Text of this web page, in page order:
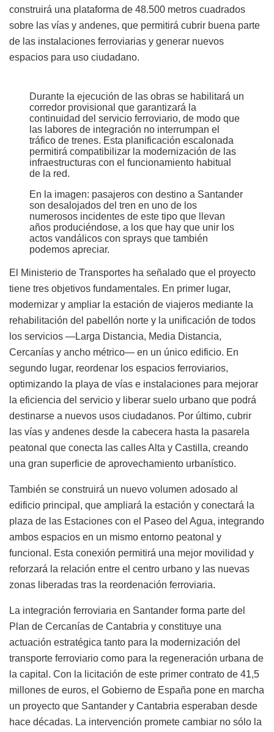
construirá una plataforma de 48.500 metros cuadrados
sobre las vías y andenes, que permitirá cubrir buena parte
de las instalaciones ferroviarias y generar nuevos
espacios para uso ciudadano.
Durante la ejecución de las obras se habilitará un
corredor provisional que garantizará la
continuidad del servicio ferroviario, de modo que
las labores de integración no interrumpan el
tráfico de trenes. Esta planificación escalonada
permitirá compatibilizar la modernización de las
infraestructuras con el funcionamiento habitual
de la red.
En la imagen: pasajeros con destino a Santander
son desalojados del tren en uno de los
numerosos incidentes de este tipo que llevan
años produciéndose, a los que hay que unir los
actos vandálicos con sprays que también
podemos apreciar.
El Ministerio de Transportes ha señalado que el proyecto
tiene tres objetivos fundamentales. En primer lugar,
modernizar y ampliar la estación de viajeros mediante la
rehabilitación del pabellón norte y la unificación de todos
los servicios —Larga Distancia, Media Distancia,
Cercanías y ancho métrico— en un único edificio. En
segundo lugar, reordenar los espacios ferroviarios,
optimizando la playa de vías e instalaciones para mejorar
la eficiencia del servicio y liberar suelo urbano que podrá
destinarse a nuevos usos ciudadanos. Por último, cubrir
las vías y andenes desde la cabecera hasta la pasarela
peatonal que conecta las calles Alta y Castilla, creando
una gran superficie de aprovechamiento urbanístico.
También se construirá un nuevo volumen adosado al
edificio principal, que ampliará la estación y conectará la
plaza de las Estaciones con el Paseo del Agua, integrando
ambos espacios en un mismo entorno peatonal y
funcional. Esta conexión permitirá una mejor movilidad y
reforzará la relación entre el centro urbano y las nuevas
zonas liberadas tras la reordenación ferroviaria.
La integración ferroviaria en Santander forma parte del
Plan de Cercanías de Cantabria y constituye una
actuación estratégica tanto para la modernización del
transporte ferroviario como para la regeneración urbana de
la capital. Con la licitación de este primer contrato de 41,5
millones de euros, el Gobierno de España pone en marcha
un proyecto que Santander y Cantabria esperaban desde
hace décadas. La intervención promete cambiar no sólo la